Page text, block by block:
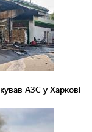
АЗС у Харкові